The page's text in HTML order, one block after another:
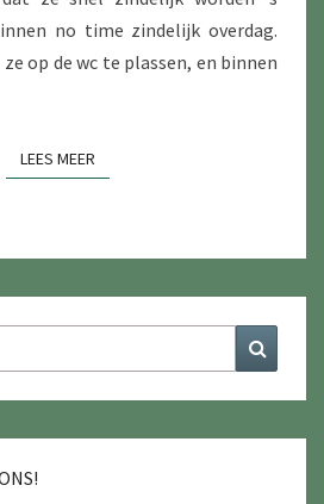
no time zindelijk overdag.
op de wc te plassen, en binnen
LEES MEERLEES MEER